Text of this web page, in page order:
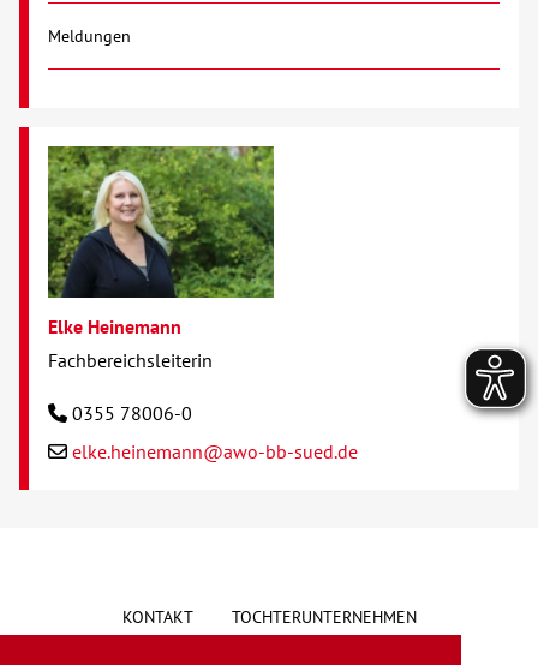
Meldungen
Elke Heinemann
Fachbereichsleiterin
0355 78006-0
elke.heinemann@awo-bb-sued.de
KONTAKT TOCHTERUNTERNEHMEN